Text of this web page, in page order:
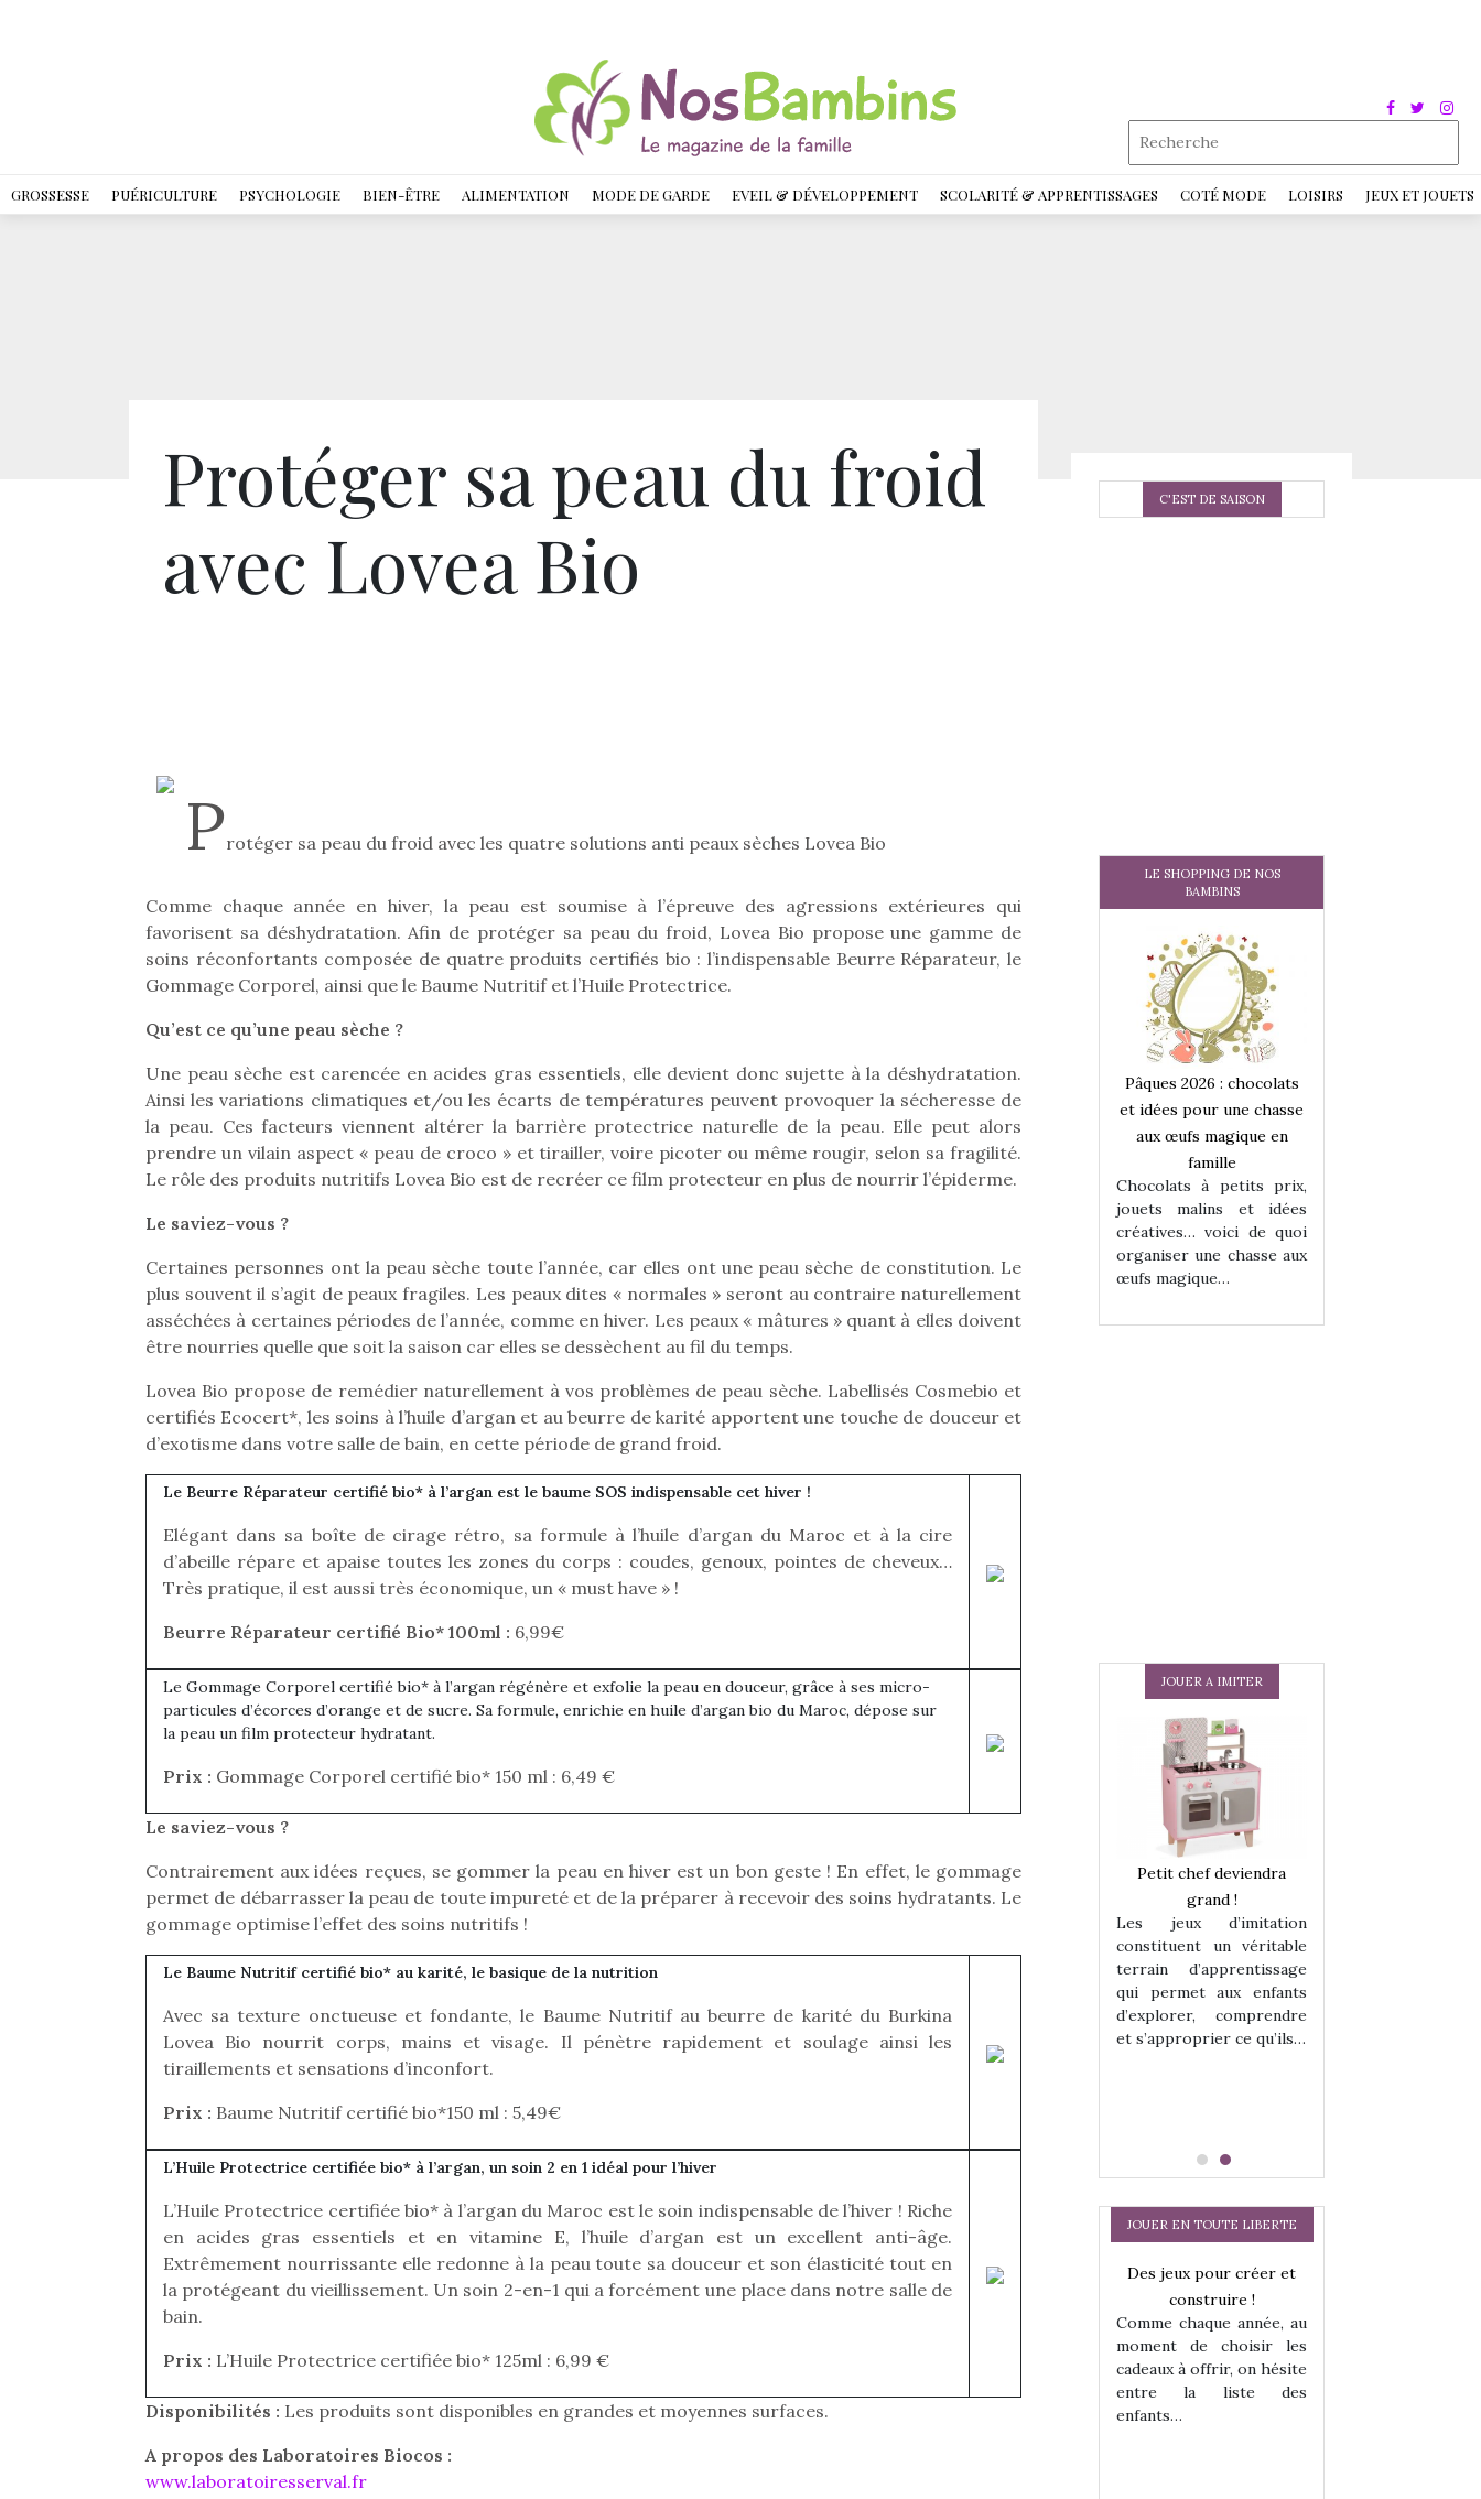
GROSSESSE PUÉRICULTURE PSYCHOLOGIE BIEN-ÊTRE ALIMENTATION MODE DE GARDE EVEIL & DÉVELOPPEMENT SCOLARITÉ & APPRENTISSAGES COTÉ MODE LOISIRS JEUX ET JOUETS
Protéger sa peau du froid
avec Lovea Bio
Protéger sa peau du froid avec les quatre solutions anti peaux sèches Lovea Bio
Comme chaque année en hiver, la peau est soumise à l’épreuve des agressions extérieures qui
favorisent sa déshydratation. Afin de protéger sa peau du froid, Lovea Bio propose une gamme de
soins réconfortants composée de quatre produits certifiés bio : l’indispensable Beurre Réparateur, le
Gommage Corporel, ainsi que le Baume Nutritif et l’Huile Protectrice.
Qu’est ce qu’une peau sèche ?
Une peau sèche est carencée en acides gras essentiels, elle devient donc sujette à la déshydratation.
Ainsi les variations climatiques et/ou les écarts de températures peuvent provoquer la sécheresse de
la peau. Ces facteurs viennent altérer la barrière protectrice naturelle de la peau. Elle peut alors
prendre un vilain aspect « peau de croco » et tirailler, voire picoter ou même rougir, selon sa fragilité.
Le rôle des produits nutritifs Lovea Bio est de recréer ce film protecteur en plus de nourrir l’épiderme.
Le saviez-vous ?
Certaines personnes ont la peau sèche toute l’année, car elles ont une peau sèche de constitution. Le
plus souvent il s’agit de peaux fragiles. Les peaux dites « normales » seront au contraire naturellement
asséchées à certaines périodes de l’année, comme en hiver. Les peaux « mâtures » quant à elles doivent
être nourries quelle que soit la saison car elles se dessèchent au fil du temps.
Lovea Bio propose de remédier naturellement à vos problèmes de peau sèche. Labellisés Cosmebio et
certifiés Ecocert*, les soins à l’huile d’argan et au beurre de karité apportent une touche de douceur et
d’exotisme dans votre salle de bain, en cette période de grand froid.
Le Beurre Réparateur certifié bio* à l’argan est le baume SOS indispensable cet hiver !
Elégant dans sa boîte de cirage rétro, sa formule à l’huile d’argan du Maroc et à la cire
d’abeille répare et apaise toutes les zones du corps : coudes, genoux, pointes de cheveux…
Très pratique, il est aussi très économique, un « must have » !
Beurre Réparateur certifié Bio* 100ml : 6,99€
Le Gommage Corporel certifié bio* à l’argan régénère et exfolie la peau en douceur, grâce à ses micro-
particules d’écorces d’orange et de sucre. Sa formule, enrichie en huile d’argan bio du Maroc, dépose sur
la peau un film protecteur hydratant.
Prix : Gommage Corporel certifié bio* 150 ml : 6,49 €
Le saviez-vous ?
Contrairement aux idées reçues, se gommer la peau en hiver est un bon geste ! En effet, le gommage
permet de débarrasser la peau de toute impureté et de la préparer à recevoir des soins hydratants. Le
gommage optimise l’effet des soins nutritifs !
Le Baume Nutritif certifié bio* au karité, le basique de la nutrition
Avec sa texture onctueuse et fondante, le Baume Nutritif au beurre de karité du Burkina
Lovea Bio nourrit corps, mains et visage. Il pénètre rapidement et soulage ainsi les
tiraillements et sensations d’inconfort.
Prix : Baume Nutritif certifié bio*150 ml : 5,49€
L’Huile Protectrice certifiée bio* à l’argan, un soin 2 en 1 idéal pour l’hiver
L’Huile Protectrice certifiée bio* à l’argan du Maroc est le soin indispensable de l’hiver ! Riche
en acides gras essentiels et en vitamine E, l’huile d’argan est un excellent anti-âge.
Extrêmement nourrissante elle redonne à la peau toute sa douceur et son élasticité tout en
la protégeant du vieillissement. Un soin 2-en-1 qui a forcément une place dans notre salle de
bain.
Prix : L’Huile Protectrice certifiée bio* 125ml : 6,99 €
Disponibilités : Les produits sont disponibles en grandes et moyennes surfaces.
A propos des Laboratoires Biocos :
www.laboratoiresserval.fr
C'EST DE SAISON
LE SHOPPING DE NOS
BAMBINS
Pâques 2026 : chocolats
et idées pour une chasse
aux œufs magique en
famille
Chocolats à petits prix,
œufs magique…
Pâques 2026 : chocolats
et idées pour une chasse
aux œufs magique en
famille
Chocolats à petits prix,
œufs magique…
Pâques 2026 : chocolats
et idées pour une chasse
aux œufs magique en
famille
Chocolats à petits prix,
jouets malins et idées
créatives… voici de quoi
organiser une chasse aux
œufs magique…
JOUER A IMITER
Une loutre en peluche
pour les enfants, un
animal qui change des
grands classiques !
Les peluches quelles
compagnons pour les
enfants. Doudou, meilleur
ami, objet à câliner,
Petit chef deviendra
grand !
d’explorer, comprendre
et s’approprier ce qu’ils…
Une loutre en peluche
pour les enfants, un
grands classiques !
compagnons pour les
enfants. Doudou, meilleur
ami, objet à câliner,
Petit chef deviendra
grand !
Les jeux d’imitation
constituent un véritable
terrain d’apprentissage
qui permet aux enfants
d’explorer, comprendre
et s’approprier ce qu’ils…
JOUER EN TOUTE LIBERTE
NextGen, une nouvelle
trottinette mécanique
d’énergie. Varier
occupations n’est pas
simple.
activité
ou
Des trampolines pour les
grands et les petits !
retour des beaux jours,
pour les enfants de…
Et si l’aventure était au
bout du jardin ?
feux à des heures
restrictions de
presque 15 mois,…
T’AS TON NERF ?
A l’heure du
parc, le jardin, la…
Des jeux pour créer et
construire !
Comme chaque année, au
moment de choisir les
cadeaux à offrir, on hésite
entre la liste des
enfants…